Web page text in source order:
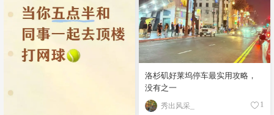
洛杉矶好莱坞停车最实用攻略，
没有之一
秀出风采_ 1